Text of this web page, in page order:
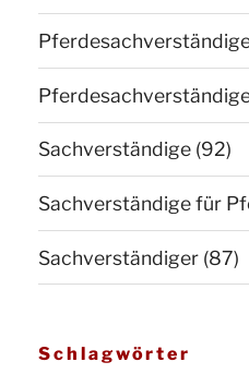
Sachverständige (92)
Sachverständige für
Sachverständiger (87)
Schlagwörter